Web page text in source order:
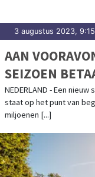
3 augustus 2023,
AAN
SEIZOEN
VOOR
NEDERLAND - Een
staat op het punt van
miljoenen [...]